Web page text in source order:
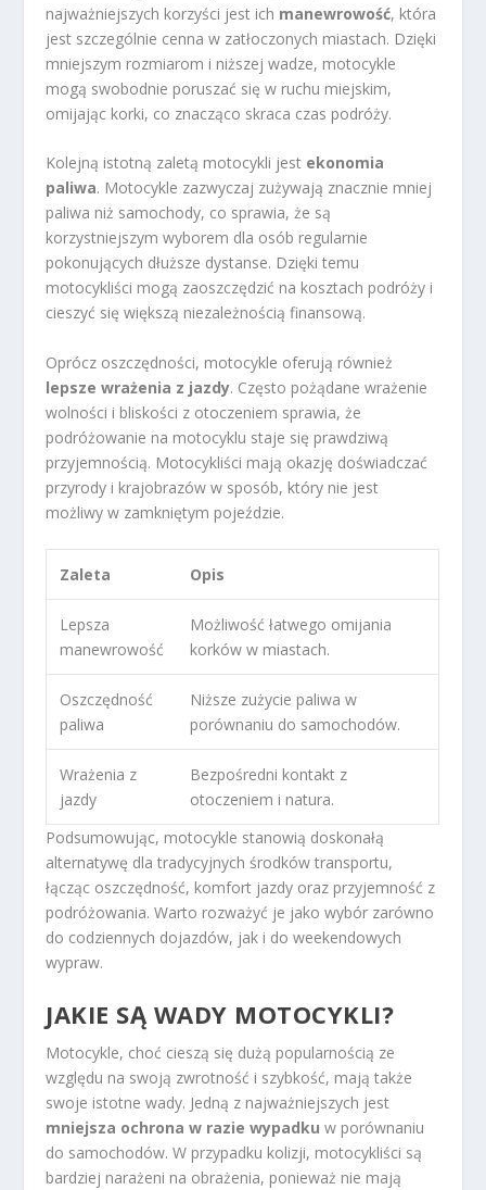
najważniejszych korzyści jest ich manewrowość, która
jest szczególnie cenna w zatłoczonych miastach. Dzięki
mniejszym rozmiarom i niższej wadze, motocykle
mogą swobodnie poruszać się w ruchu miejskim,
omijając korki, co znacząco skraca czas podróży.
Kolejną istotną zaletą motocykli jest ekonomia
paliwa. Motocykle zazwyczaj zużywają znacznie mniej
paliwa niż samochody, co sprawia, że są
korzystniejszym wyborem dla osób regularnie
pokonujących dłuższe dystanse. Dzięki temu
motocykliści mogą zaoszczędzić na kosztach podróży i
cieszyć się większą niezależnością finansową.
Oprócz oszczędności, motocykle oferują również
lepsze wrażenia z jazdy. Często pożądane wrażenie
wolności i bliskości z otoczeniem sprawia, że
podróżowanie na motocyklu staje się prawdziwą
przyjemnością. Motocykliści mają okazję doświadczać
przyrody i krajobrazów w sposób, który nie jest
możliwy w zamkniętym pojeździe.
Zaleta Opis
Lepsza
manewrowość
Możliwość łatwego omijania
korków w miastach.
Oszczędność
paliwa
Niższe zużycie paliwa w
porównaniu do samochodów.
Wrażenia z
jazdy
Bezpośredni kontakt z
otoczeniem i natura.
Podsumowując, motocykle stanowią doskonałą
alternatywę dla tradycyjnych środków transportu,
łącząc oszczędność, komfort jazdy oraz przyjemność z
podróżowania. Warto rozważyć je jako wybór zarówno
do codziennych dojazdów, jak i do weekendowych
wypraw.
JAKIE SĄ WADY MOTOCYKLI?
Motocykle, choć cieszą się dużą popularnością ze
względu na swoją zwrotność i szybkość, mają także
swoje istotne wady. Jedną z najważniejszych jest
mniejsza ochrona w razie wypadku w porównaniu
do samochodów. W przypadku kolizji, motocykliści są
bardziej narażeni na obrażenia, ponieważ nie mają